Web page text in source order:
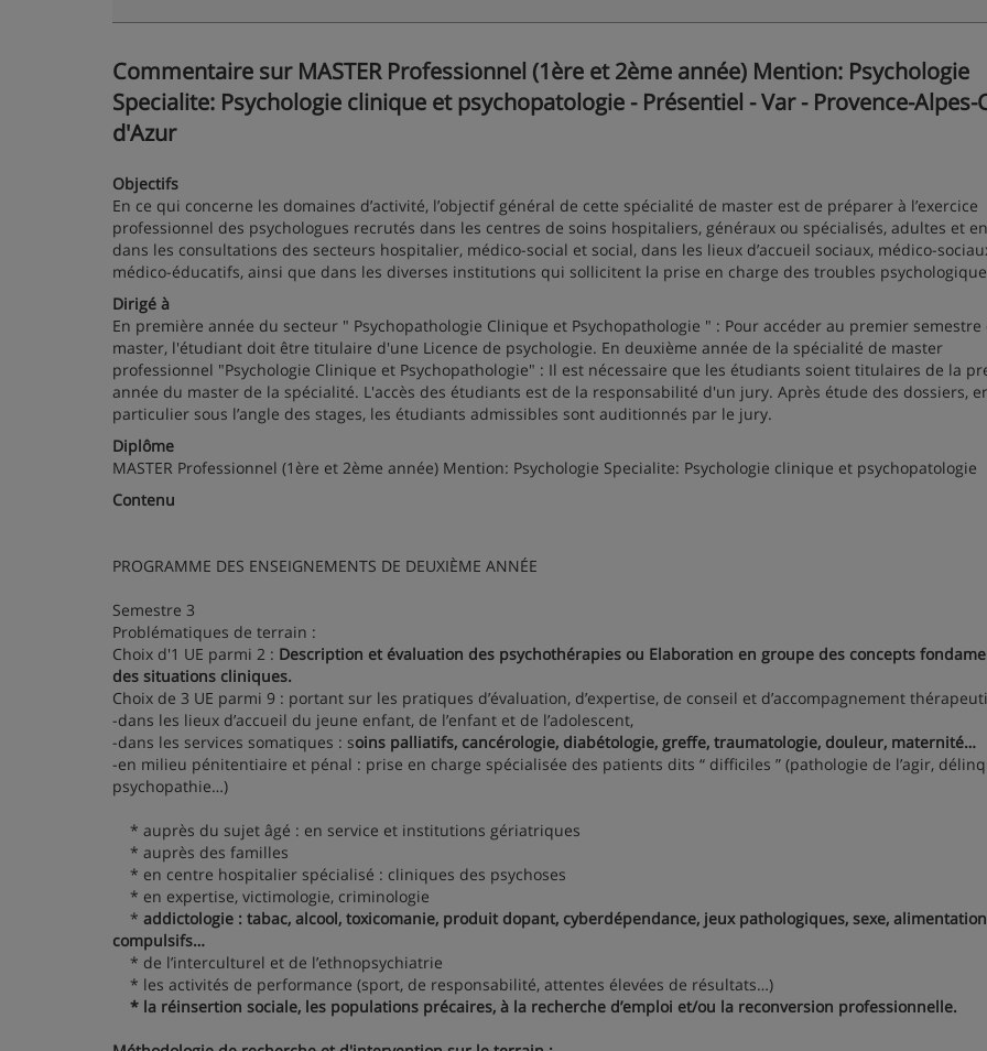
Commentaire sur MASTER Professionnel (1ère et 2ème année) Mention: Psychologie
Specialite: Psychologie clinique et psychopatologie - Présentiel - Var - Provence-Alpes-
d'Azur
Objectifs
En ce qui concerne les domaines d’activité, l’objectif général de cette spécialité de master est de préparer à l’exercice
professionnel des psychologues recrutés dans les centres de soins hospitaliers, généraux ou spécialisés, adultes et
dans les consultations des secteurs hospitalier, médico-social et social, dans les lieux d’accueil sociaux, médico-
médico-éducatifs, ainsi que dans les diverses institutions qui sollicitent la prise en charge des troubles
Dirigé à
En première année du secteur " Psychopathologie Clinique et Psychopathologie " : Pour accéder au premier semestre
master, l'étudiant doit être titulaire d'une Licence de psychologie. En deuxième année de la spécialité de master
professionnel "Psychologie Clinique et Psychopathologie" : Il est nécessaire que les étudiants soient titulaires de la
année du master de la spécialité. L'accès des étudiants est de la responsabilité d'un jury. Après étude des dossiers,
particulier sous l’angle des stages, les étudiants admissibles sont auditionnés par le jury.
Diplôme
MASTER Professionnel (1ère et 2ème année) Mention: Psychologie Specialite: Psychologie clinique et psychopatologie
Contenu
PROGRAMME DES ENSEIGNEMENTS DE DEUXIÈME ANNÉE
Semestre 3
Problématiques de terrain :
Choix d'1 UE parmi 2 : Description et évaluation des psychothérapies ou Elaboration en groupe des concepts
des situations cliniques.
Choix de 3 UE parmi 9 : portant sur les pratiques d’évaluation, d’expertise, de conseil et d’accompagnement
-dans les lieux d’accueil du jeune enfant, de l’enfant et de l’adolescent,
-dans les services somatiques : soins palliatifs, cancérologie, diabétologie, greffe, traumatologie, douleur, maternité…
-en milieu pénitentiaire et pénal : prise en charge spécialisée des patients dits “ difficiles ” (pathologie de l’agir,
psychopathie…)
* auprès du sujet âgé : en service et institutions gériatriques
* auprès des familles
* en centre hospitalier spécialisé : cliniques des psychoses
* en expertise, victimologie, criminologie
* addictologie : tabac, alcool, toxicomanie, produit dopant, cyberdépendance, jeux pathologiques, sexe,
compulsifs…
* de l’interculturel et de l’ethnopsychiatrie
* les activités de performance (sport, de responsabilité, attentes élevées de résultats…)
* la réinsertion sociale, les populations précaires, à la recherche d’emploi et/ou la reconversion professionnelle.